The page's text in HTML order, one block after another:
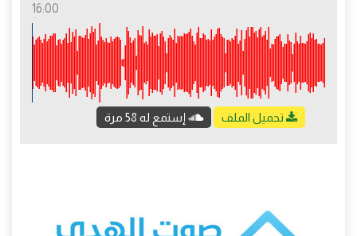
16:00
تحميل الملف إستمع له 58 مرة